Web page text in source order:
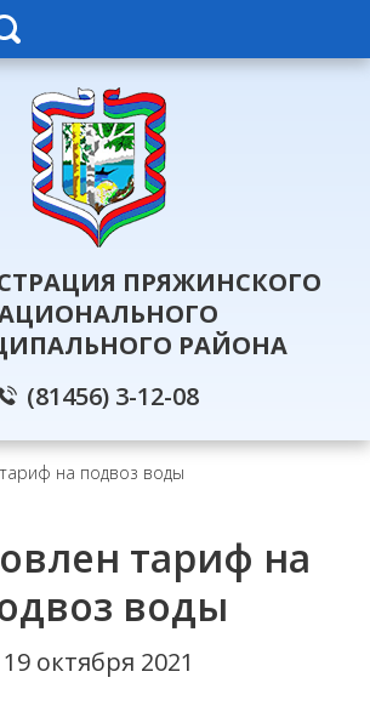
ПРЯЖИНСКОГО
РАЙОНА
(81456) 3-12-08
на подвоз воды
тариф на
воды
19 октября 2021